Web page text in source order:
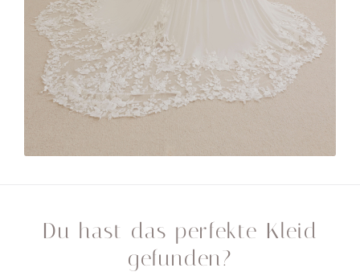
Du hast das perfekte Kleid
gefunden?